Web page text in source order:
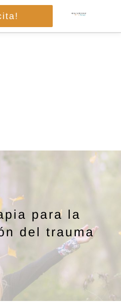
para la
del trauma